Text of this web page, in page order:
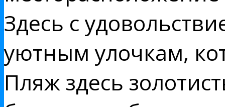
Здесь с
уютным улочкам,
Пляж здесь